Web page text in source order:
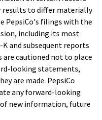
results to differ materially
PepsiCo's filings with the
including its most
and subsequent reports
are cautioned not to place
looking statements,
are made. PepsiCo
any forward-looking
new information, future